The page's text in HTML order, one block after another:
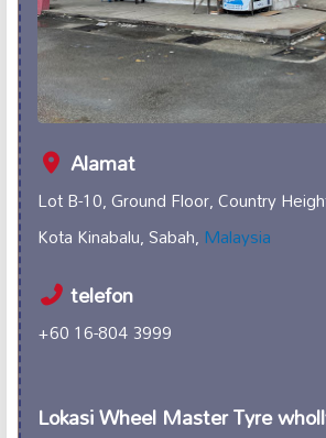
Alamat
Lot B-10, Ground Floor, Country
Kota Kinabalu, Sabah,Malaysia
telefon
+60 16-804 3999
Lokasi Wheel Master Tyre